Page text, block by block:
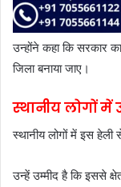
उन्होंने कहा कि सरकार
जिला बनाया जाए।
स्थानीय लोगों में
स्थानीय लोगों में इस
उन्हें उम्मीद है कि इससे